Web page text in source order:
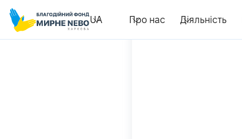
UA Про нас Діяльність